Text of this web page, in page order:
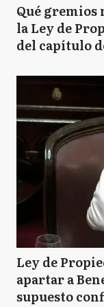
Qué gremios
la Ley de
del capítulo
Ley de
apartar a
supuesto